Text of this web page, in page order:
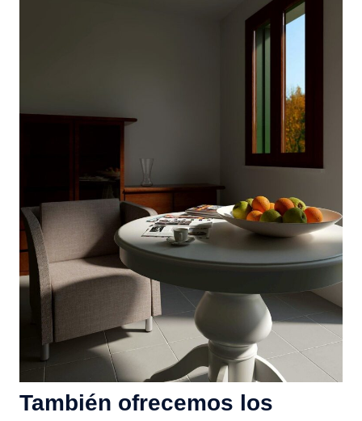
También ofrecemos los